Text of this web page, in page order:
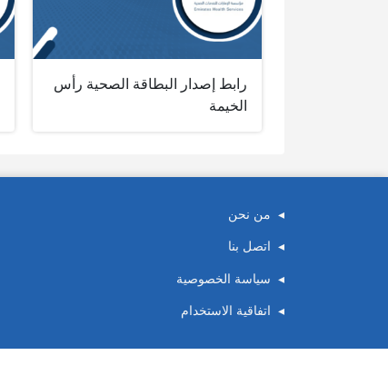
رابط إصدار البطاقة الصحية رأس
الخيمة
من نحن
اتصل بنا
سياسة الخصوصية
اتفاقية الاستخدام